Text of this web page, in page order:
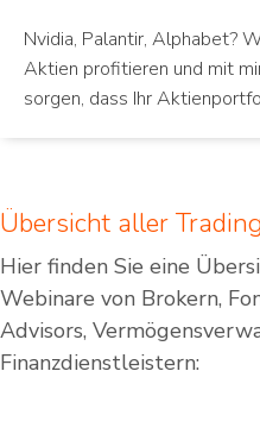
Nvidia, Palantir, Alphabet?
Aktien profitieren und mit
sorgen, dass Ihr
Übersicht aller
Hier finden Sie eine
Webinare von Brokern,
Advisors,
Finanzdienstleistern: